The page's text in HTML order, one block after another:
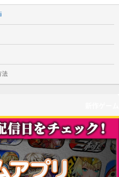
法